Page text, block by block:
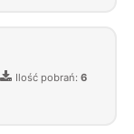
Ilość pobrań: 6